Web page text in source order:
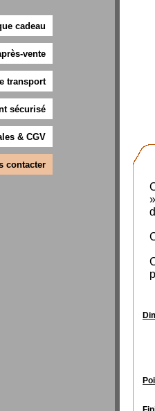
cadeau
vente
transport
sécurisé
& CGV
contacter